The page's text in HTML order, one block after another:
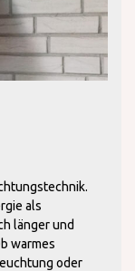
als
länger und
warmes
oder